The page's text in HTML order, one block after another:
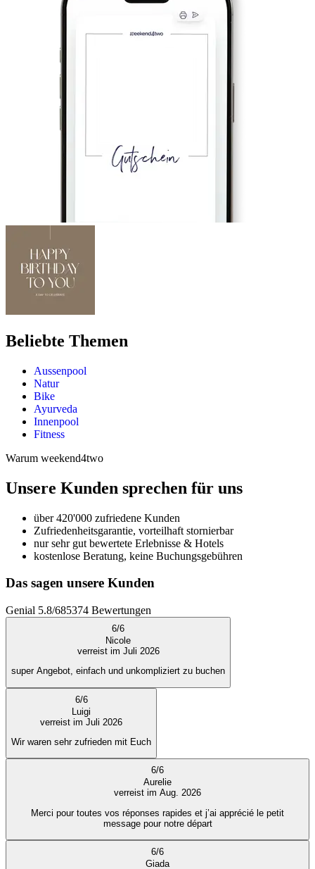
Beliebte Themen
Aussenpool
Natur
Bike
Ayurveda
Innenpool
Fitness
Warum weekend4two
Unsere Kunden sprechen für uns
über 420'000 zufriedene Kunden
Zufriedenheitsgarantie, vorteilhaft stornierbar
nur sehr gut bewertete Erlebnisse & Hotels
kostenlose Beratung, keine Buchungsgebühren
Das sagen unsere Kunden
Genial 5.8/685374 Bewertungen
6/6
Nicole
verreist im Juli 2026
super Angebot, einfach und unkompliziert zu buchen
6/6
Luigi
verreist im Juli 2026
Wir waren sehr zufrieden mit Euch
6/6
Aurelie
verreist im Aug. 2026
Merci pour toutes vos réponses rapides et j’ai apprécié le petit
message pour notre départ
6/6
Giada